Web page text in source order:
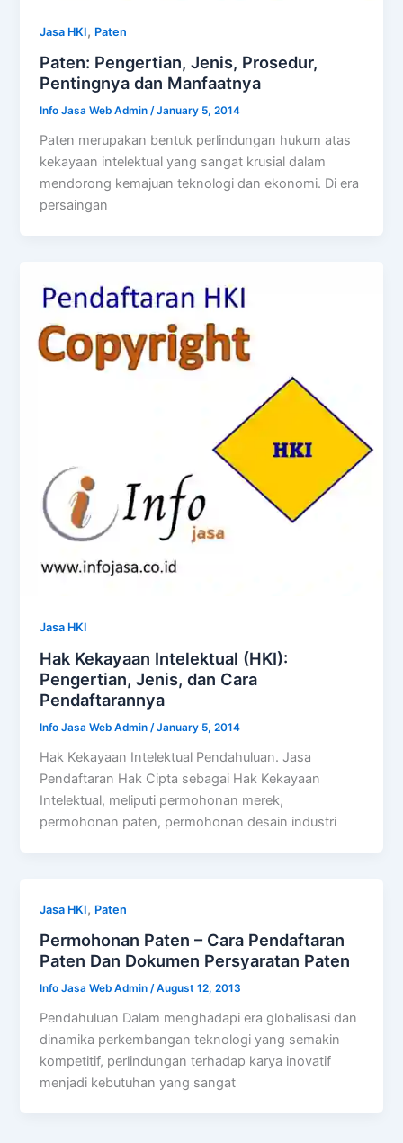
Jasa HKI, Paten
Paten: Pengertian, Jenis, Prosedur,
Pentingnya dan Manfaatnya
Info Jasa Web Admin/January 5, 2014
Paten merupakan bentuk perlindungan hukum atas
kekayaan intelektual yang sangat krusial dalam
mendorong kemajuan teknologi dan ekonomi. Di era
persaingan
Jasa HKI
Hak Kekayaan Intelektual (HKI):
Pengertian, Jenis, dan Cara
Pendaftarannya
Info Jasa Web Admin /January 5, 2014
Hak Kekayaan Intelektual Pendahuluan. Jasa
Pendaftaran Hak Cipta sebagai Hak Kekayaan
Intelektual, meliputi permohonan merek,
permohonan paten, permohonan desain industri
Jasa HKI, Paten
Permohonan Paten – Cara Pendaftaran
Paten Dan Dokumen Persyaratan Paten
Info Jasa Web Admin/August 12, 2013
Pendahuluan Dalam menghadapi era globalisasi dan
dinamika perkembangan teknologi yang semakin
kompetitif, perlindungan terhadap karya inovatif
menjadi kebutuhan yang sangat